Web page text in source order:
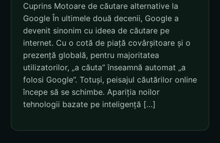
Cuprins Motoare de căutare alternative la
Google În ultimele două decenii, Google a
devenit sinonim cu ideea de căutare pe
internet. Cu o cotă de piață covârșitoare și o
prezență globală, pentru majoritatea
utilizatorilor, „a căuta” înseamnă automat „a
folosi Google”. Totuși, peisajul căutărilor online
începe să se schimbe. Apariția noilor
tehnologii bazate pe inteligență […]